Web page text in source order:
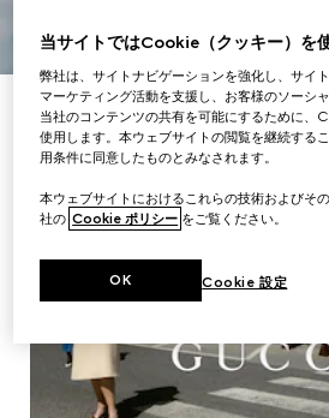
当サイトではCookie（クッキー）を
弊社は、サイトナビゲーションを強化し、サイ
マーケティング活動を支援し、お客様のソーシ
当社のコンテンツの共有を可能にするために、
使用します。本ウェブサイトの閲覧を継続する
用条件に同意したものとみなされます。
本ウェブサイトにおけるこれらの技術およびそ
社の Cookie ポリシー をご覧ください。
Cookie 設定
OK